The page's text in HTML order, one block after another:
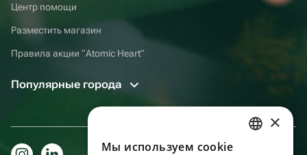
Центр помощи
Разместить магазин
Правила акции “Atomic Heart”
Популярные города
×
Мы используем сookie